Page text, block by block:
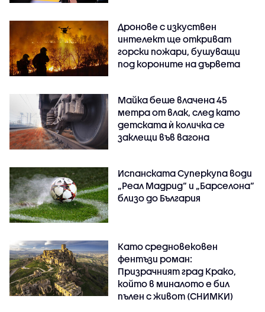
Дронове с изкуствен
интелект ще откриват
горски пожари, бушуващи
под короните на дървета
Майка беше влачена 45
метра от влак, след като
детската ѝ количка се
заклещи във вагона
Испанската Суперкупа води
„Реал Мадрид“ и „Барселона“
близо до България
Като средновековен
фентъзи роман:
Призрачният град Крако,
който в миналото е бил
пълен с живот (СНИМКИ)